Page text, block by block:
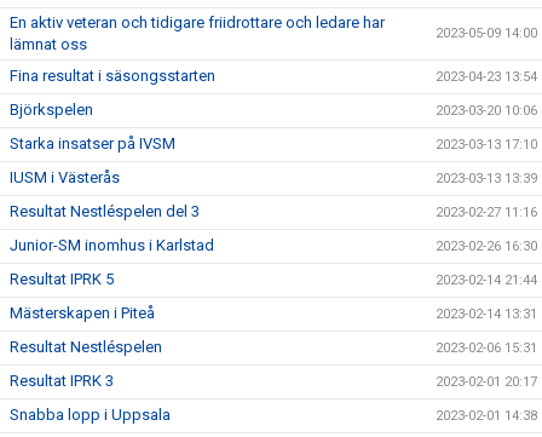
En aktiv veteran och tidigare friidrottare och ledare har
lämnat oss
2023-05-09 14:00
Fina resultat i säsongsstarten 2023-04-23 13:54
Björkspelen 2023-03-20 10:06
Starka insatser på IVSM 2023-03-13 17:10
IUSM i Västerås 2023-03-13 13:39
Resultat Nestléspelen del 3 2023-02-27 11:16
Junior-SM inomhus i Karlstad 2023-02-26 16:30
Resultat IPRK 5 2023-02-14 21:44
Mästerskapen i Piteå 2023-02-14 13:31
Resultat Nestléspelen 2023-02-06 15:31
Resultat IPRK 3 2023-02-01 20:17
Snabba lopp i Uppsala 2023-02-01 14:38